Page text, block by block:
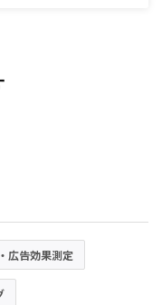
広告効果測定